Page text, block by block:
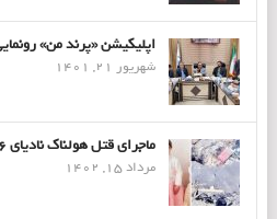
اپلیکیشن «پرند من»
شهریور 21, 1401
ماجرای قتل هولناک نادیای ۶ ساله در بهارستان
مرداد 15, 1402